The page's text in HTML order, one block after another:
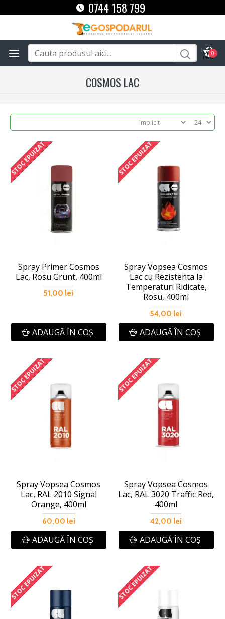
0744 158 799
0
COSMOS LAC
STOC EPUIZAT
Spray Primer Cosmos
Lac, Rosu Grunt, 400ml
51,00 lei
ADAUGĂ ÎN COŞ
STOC EPUIZAT
Spray Vopsea Cosmos
Lac cu Rezistenta la
Temperaturi Ridicate,
Rosu, 400ml
54,00 lei
ADAUGĂ ÎN COŞ
STOC EPUIZAT
Spray Vopsea Cosmos
Lac, RAL 2010 Signal
Orange, 400ml
60,00 lei
ADAUGĂ ÎN COŞ
STOC EPUIZAT
Spray Vopsea Cosmos
Lac, RAL 3020 Traffic Red,
400ml
42,00 lei
ADAUGĂ ÎN COŞ
STOC EPUIZAT STOC EPUIZAT